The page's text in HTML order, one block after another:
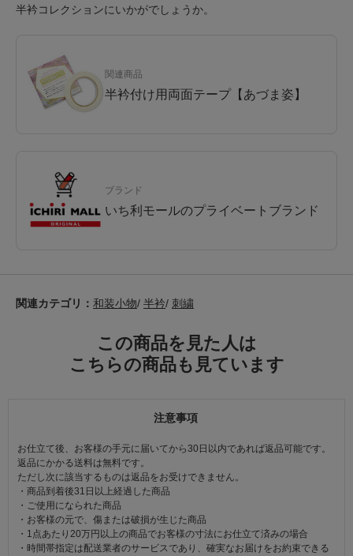
半衿コレクションにいかがでしょうか。
関連商品
半衿付け用両面テープ【あづま姿】
ブランド
いち利モールのプライベートブランド
関連カテゴリ： 和装小物/ 半衿/ 刺繍
この商品を見た人は
こちらの商品も見ています
注意事項
お仕立て後、お客様の手元に届いてから30日以内であれば返品可能です。
返品にかかる送料は無料です。
ただし次に該当するものは返品をお受けできません。
・商品到着後31日以上経過した商品
・ご使用になられた商品
・お客様の元で、傷または破損が生じた商品
・1点あたり20万円以上の商品でお客様の寸法にお仕立て済みの場合
・時間帯指定は配送業者のサービスであり、確実なお届けをお約束できる